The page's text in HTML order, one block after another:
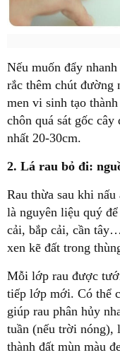
Nếu muốn đẩy
rắc thêm chút đường
men vi sinh tạo
chôn quá sát gốc
nhất 20-30cm.
2. Lá rau bỏ đi:
Rau thừa sau khi
là nguyên liệu quý
cải, bắp cải, cần
xen kẽ đất trong
Mỗi lớp rau được
tiếp lớp mới. Có thể
giúp rau phân hủy
tuần (nếu trời nóng),
thành đất mùn màu